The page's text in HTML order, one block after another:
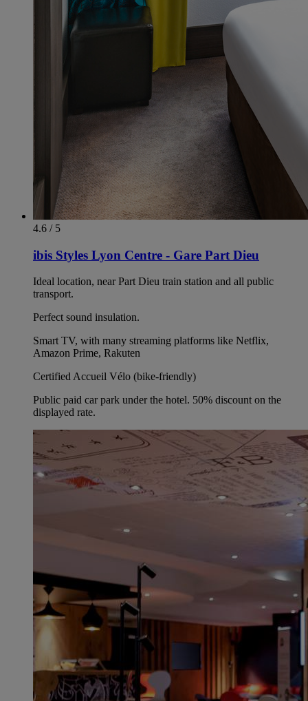
4.6 / 5
ibis Styles Lyon Centre - Gare Part Dieu
Ideal location, near Part Dieu train station and all public
transport.
Perfect sound insulation.
Smart TV, with many streaming platforms like Netflix,
Amazon Prime, Rakuten
Certified Accueil Vélo (bike-friendly)
Public paid car park under the hotel. 50% discount on the
displayed rate.